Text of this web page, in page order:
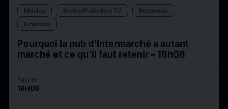
Música Series/Películas/TV
Economía
Finanzas
Pourquoi la pub d’Intermarché a autant
marché et ce qu’il faut retenir – 18h08
Fuente
18H08